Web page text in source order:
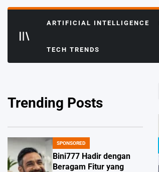
ARTIFICIAL INTELLIGENCE
TECH TRENDS
Trending Posts
POSTED
IN
SPONSORED
Bini777 Hadir dengan
Beragam Fitur yang